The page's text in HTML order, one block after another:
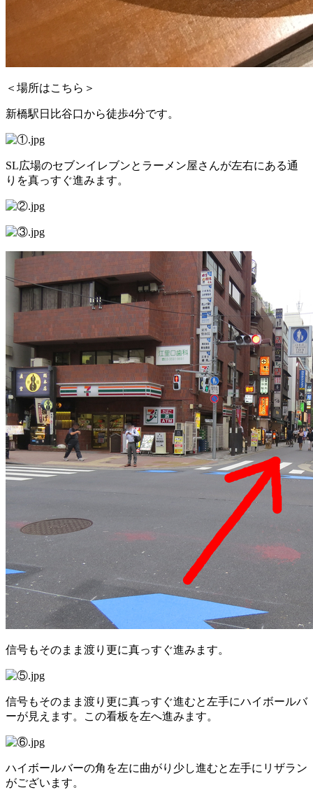
＜場所はこちら＞
新橋駅日比谷口から徒歩4分です。
SL広場のセブンイレブンとラーメン屋さんが左右にある通
りを真っすぐ進みます。
信号もそのまま渡り更に真っすぐ進みます。
信号もそのまま渡り更に真っすぐ進むと左手にハイボールバ
ーが見えます。この看板を左へ進みます。
ハイボールバーの角を左に曲がり少し進むと左手にリザラン
がございます。